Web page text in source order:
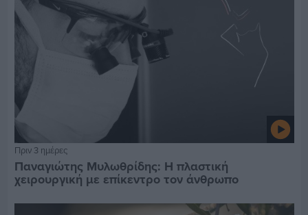
Πριν 3 ημέρες
Παναγιώτης Μυλωθρίδης: Η πλαστική
χειρουργική με επίκεντρο τον άνθρωπο